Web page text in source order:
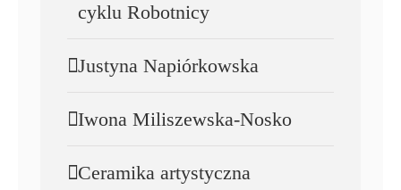
cyklu Robotnicy
Justyna Napiórkowska
Iwona Miliszewska-Nosko
Ceramika artystyczna